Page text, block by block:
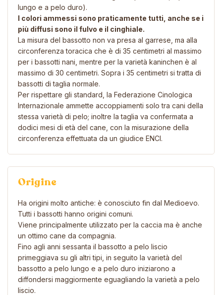
lungo e a pelo duro).
I colori ammessi sono praticamente tutti, anche se i
più diffusi sono il fulvo e il cinghiale.
La misura del bassotto non va presa al garrese, ma alla
circonferenza toracica che è di 35 centimetri al massimo
per i bassotti nani, mentre per la varietà kaninchen è al
massimo di 30 centimetri. Sopra i 35 centimetri si tratta di
bassotti di taglia normale.
Per rispettare gli standard, la Federazione Cinologica
Internazionale ammette accoppiamenti solo tra cani della
stessa varietà di pelo; inoltre la taglia va confermata a
dodici mesi di età del cane, con la misurazione della
circonferenza effettuata da un giudice ENCI.
Origine
Ha origini molto antiche: è conosciuto fin dal Medioevo.
Tutti i bassotti hanno origini comuni.
Viene principalmente utilizzato per la caccia ma è anche
un ottimo cane da compagnia.
Fino agli anni sessanta il bassotto a pelo liscio
primeggiava su gli altri tipi, in seguito la varietà del
bassotto a pelo lungo e a pelo duro iniziarono a
diffondersi maggiormente eguagliando la varietà a pelo
liscio.